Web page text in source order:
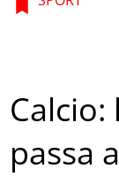
passa